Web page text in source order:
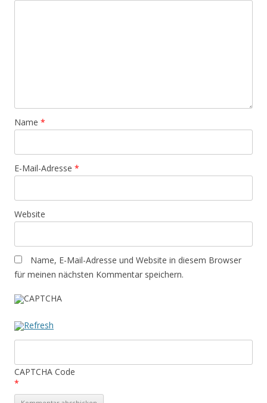
Name *
E-Mail-Adresse *
Website
Name, E-Mail-Adresse und Website in diesem Browser
für meinen nächsten Kommentar speichern.
CAPTCHA Code
*